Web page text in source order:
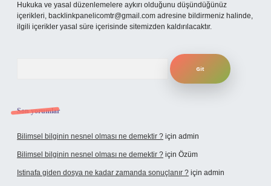
Hukuka ve yasal düzenlemelere aykırı olduğunu düşündüğünüz
içerikleri, backlinkpanelicomtr@gmail.com adresine bildirmeniz halinde,
ilgili içerikler yasal süre içerisinde sitemizden kaldırılacaktır.
Son yorumlar
Bilimsel bilginin nesnel olması ne demektir ? için admin
Bilimsel bilginin nesnel olması ne demektir ? için Özüm
Istinafa giden dosya ne kadar zamanda sonuçlanır ? için admin